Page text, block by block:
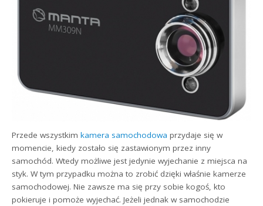
Przede wszystkimkamera samochodowa przydaje się w
momencie, kiedy zostało się zastawionym przez inny
samochód. Wtedy możliwe jest jedynie wyjechanie z miejsca na
styk. W tym przypadku można to zrobić dzięki właśnie kamerze
samochodowej. Nie zawsze ma się przy sobie kogoś, kto
pokieruje i pomoże wyjechać. Jeżeli jednak w samochodzie